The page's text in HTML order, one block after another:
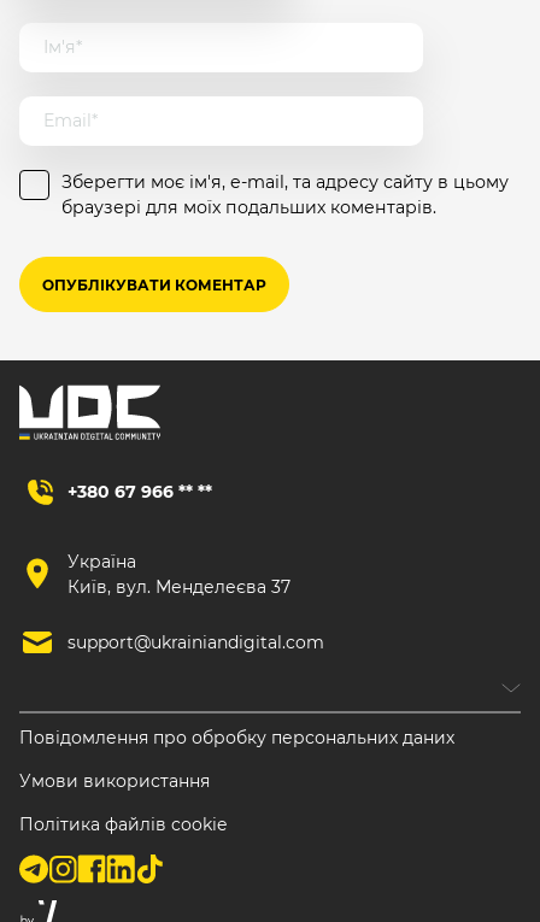
Зберегти моє ім'я, e-mail, та адресу сайту в цьому
браузері для моїх подальших коментарів.
+380 67 966 ** **
Україна
Київ, вул. Менделеєва 37
support@ukrainiandigital.com
Повідомлення про обробку персональних даних
Умови використання
Політика файлів cookie